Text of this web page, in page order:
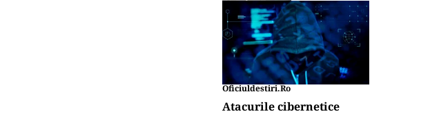
Oficiuldestiri.ro
Atacurile cibernetice